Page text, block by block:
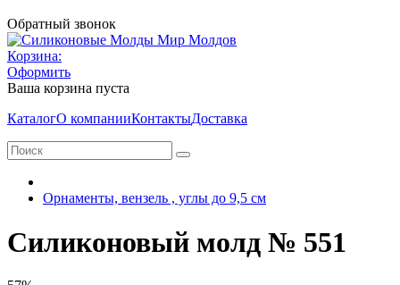
Обратный звонок
Корзина:
Оформить
Ваша корзина пуста
КаталогО компанииКонтактыДоставка
Орнаменты, вензель , углы до 9,5 см
Силиконовый молд № 551